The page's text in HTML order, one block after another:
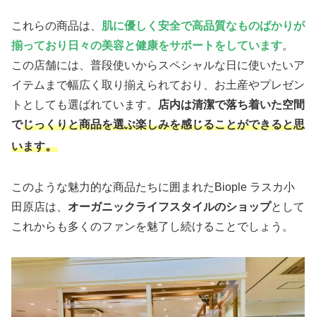
これらの商品は、 肌に優しく安全で高品質なものばかりが
揃っており日々の美容と健康をサポートをしています。
この店舗には、普段使いからスペシャルな日に使いたいア
イテムまで幅広く取り揃えられており、 お土産やプレゼン
トとしても選ばれています。
店内は清潔で落ち着いた空間
でじっくりと商品を選ぶ楽しみを感じることができると思
います。
このような魅力的な商品たちに囲まれたBiople ラスカ小
田原店は、 オーガニックライフスタイルのショップとして
これからも多くのファンを魅了し続けることでしょう。